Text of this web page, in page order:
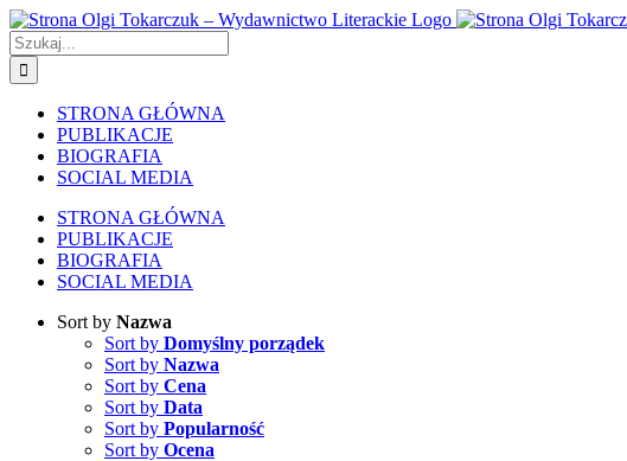
Skip
to
content
Szukaj
STRONA GŁÓWNA
PUBLIKACJE
BIOGRAFIA
SOCIAL MEDIA
STRONA GŁÓWNA
PUBLIKACJE
BIOGRAFIA
SOCIAL MEDIA
Sort by Nazwa
Sort by Domyślny porządek
Sort by Nazwa
Sort by Cena
Sort by Data
Sort by Popularność
Sort by Ocena